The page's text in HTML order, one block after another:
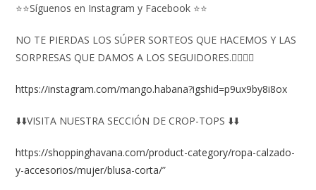
⭐⭐Síguenos en Instagram y Facebook ⭐⭐
NO TE PIERDAS LOS SÚPER SORTEOS QUE HACEMOS Y LAS
SORPRESAS QUE DAMOS A LOS SEGUIDORES.👇🏻👇🏻
https://instagram.com/mango.habana?igshid=p9ux9by8i8ox
⬇️⬇️VISITA NUESTRA SECCIÓN DE CROP-TOPS ⬇️⬇️
https://shoppinghavana.com/product-category/ropa-calzado-
y-accesorios/mujer/blusa-corta/”